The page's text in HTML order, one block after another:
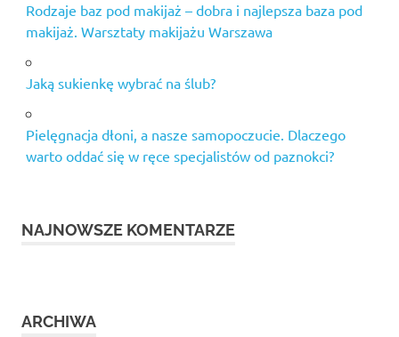
Rodzaje baz pod makijaż – dobra i najlepsza baza pod
makijaż. Warsztaty makijażu Warszawa
Jaką sukienkę wybrać na ślub?
Pielęgnacja dłoni, a nasze samopoczucie. Dlaczego
warto oddać się w ręce specjalistów od paznokci?
NAJNOWSZE KOMENTARZE
ARCHIWA